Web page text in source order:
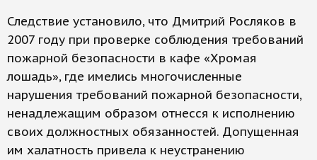
Следствие установило, что Дмитрий Росляков в
2007 году при проверке соблюдения требований
пожарной безопасности в кафе «Хромая
лошадь», где имелись многочисленные
нарушения требований пожарной безопасности,
ненадлежащим образом отнесся к исполнению
своих должностных обязанностей. Допущенная
им халатность привела к неустранению